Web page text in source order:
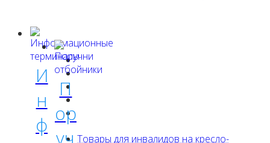
И
н
ф
П
ор
уч Товары для инвалидов на кресло-